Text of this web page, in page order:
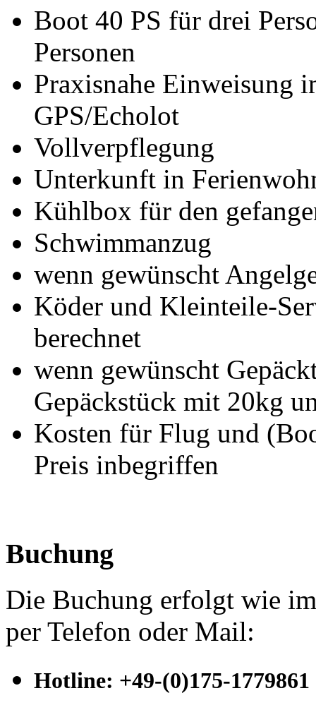
Boot 40 PS für drei
Personen
Praxisnahe Einweisung
GPS/Echolot
Vollverpflegung
Unterkunft in
Kühlbox für den
Schwimmanzug
wenn gewünscht
Köder und Kleinteile-
berechnet
wenn gewünscht
Gepäckstück mit 20kg
Kosten für Flug und
Preis inbegriffen
Buchung
Die Buchung erfolgt wie
per Telefon oder Mail:
Hotline: +49-(0)175-1779861